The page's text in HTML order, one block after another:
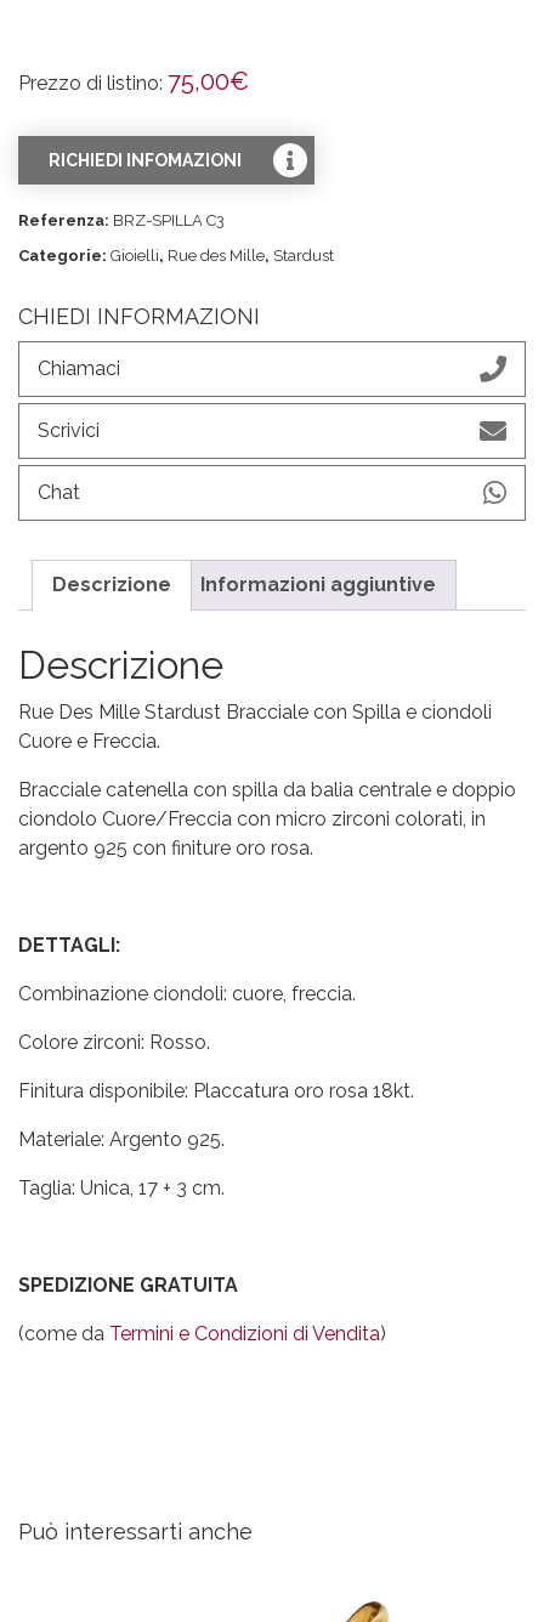
Prezzo di listino: 75,00€
RICHIEDI INFOMAZIONI
Referenza: BRZ-SPILLA C3
Categorie: Gioielli, Rue des Mille, Stardust
CHIEDI INFORMAZIONI
Chiamaci
Scrivici
Chat
Descrizione Informazioni aggiuntive
Descrizione
Rue Des Mille Stardust Bracciale con Spilla e ciondoli
Cuore e Freccia.
Bracciale catenella con spilla da balia centrale e doppio
ciondolo Cuore/Freccia con micro zirconi colorati, in
argento 925 con finiture oro rosa.
DETTAGLI:
Combinazione ciondoli: cuore, freccia.
Colore zirconi: Rosso.
Finitura disponibile: Placcatura oro rosa 18kt.
Materiale: Argento 925.
Taglia: Unica, 17 + 3 cm.
SPEDIZIONE GRATUITA
(come da Termini e Condizioni di Vendita)
Può interessarti anche